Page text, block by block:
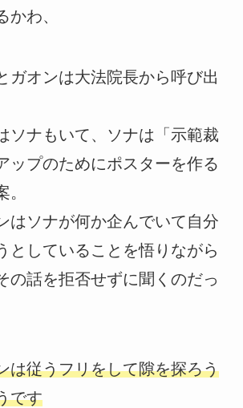
かわ、
ガオンは大法院長から呼び出
ソナもいて、ソナは「示範裁
ップのためにポスターを作る
はソナが何か企んでいて自分
としていることを悟りながら
の話を拒否せずに聞くのだっ
は従うフリをして隙を探ろう
です